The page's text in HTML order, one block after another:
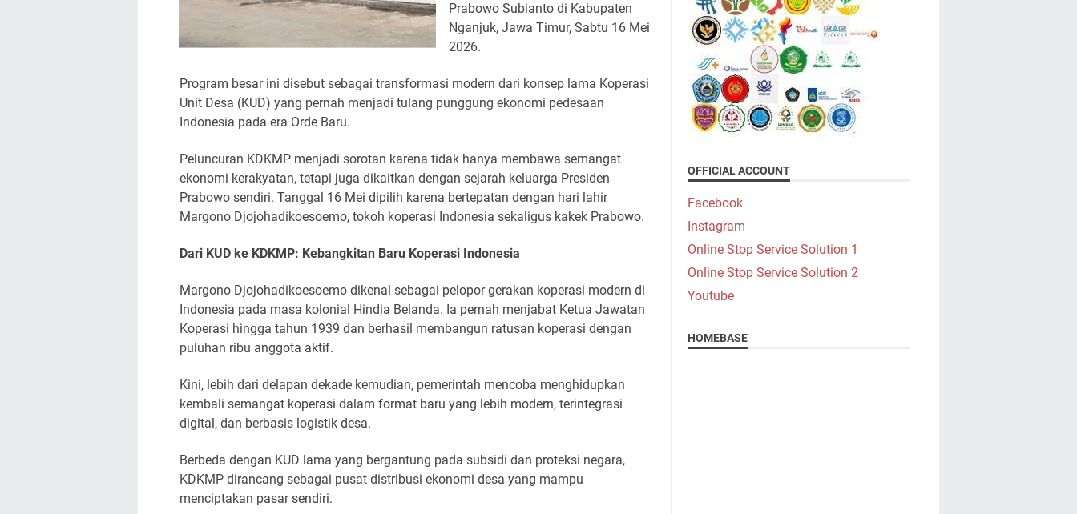
Prabowo Subianto di Kabupaten
Nganjuk, Jawa Timur, Sabtu 16 Mei
2026.
Program besar ini disebut sebagai transformasi modern dari konsep lama Koperasi
Unit Desa (KUD) yang pernah menjadi tulang punggung ekonomi pedesaan
Indonesia pada era Orde Baru.
Peluncuran KDKMP menjadi sorotan karena tidak hanya membawa semangat
ekonomi kerakyatan, tetapi juga dikaitkan dengan sejarah keluarga Presiden
Prabowo sendiri. Tanggal 16 Mei dipilih karena bertepatan dengan hari lahir
Margono Djojohadikoesoemo, tokoh koperasi Indonesia sekaligus kakek Prabowo.
Dari KUD ke KDKMP: Kebangkitan Baru Koperasi Indonesia
Margono Djojohadikoesoemo dikenal sebagai pelopor gerakan koperasi modern di
Indonesia pada masa kolonial Hindia Belanda. Ia pernah menjabat Ketua Jawatan
Koperasi hingga tahun 1939 dan berhasil membangun ratusan koperasi dengan
puluhan ribu anggota aktif.
Kini, lebih dari delapan dekade kemudian, pemerintah mencoba menghidupkan
kembali semangat koperasi dalam format baru yang lebih modern, terintegrasi
digital, dan berbasis logistik desa.
Berbeda dengan KUD lama yang bergantung pada subsidi dan proteksi negara,
KDKMP dirancang sebagai pusat distribusi ekonomi desa yang mampu
menciptakan pasar sendiri.
OFFICIAL ACCOUNT
Facebook
Instagram
Online Stop Service Solution 1
Online Stop Service Solution 2
Youtube
HOMEBASE